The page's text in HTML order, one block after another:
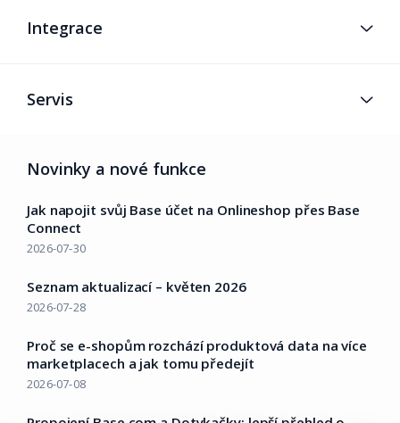
Integrace
Servis
Novinky a nové funkce
Jak napojit svůj Base účet na Onlineshop přes Base
Connect
2026-07-30
Seznam aktualizací – květen 2026
2026-07-28
Proč se e-shopům rozchází produktová data na více
marketplacech a jak tomu předejít
2026-07-08